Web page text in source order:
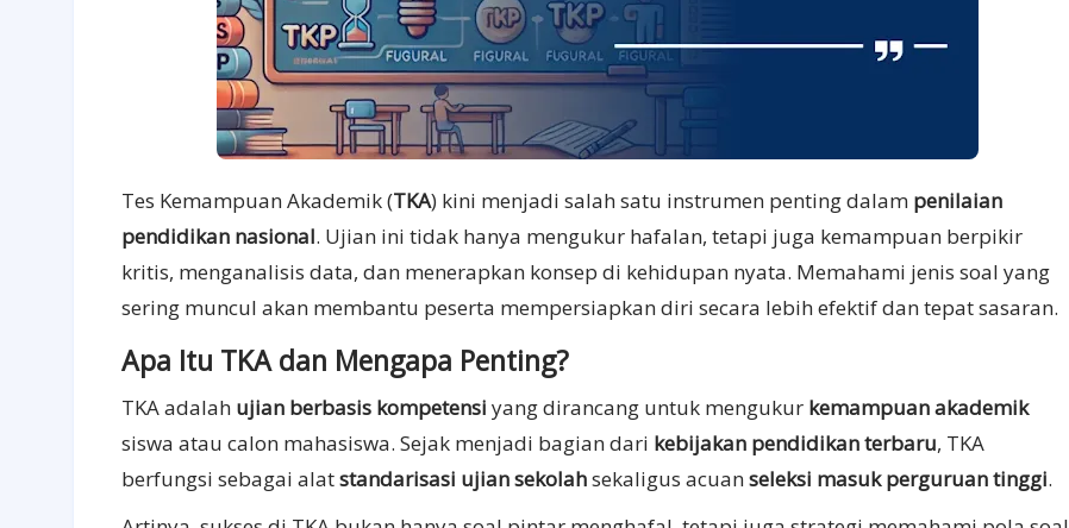
Tes Kemampuan Akademik (TKA) kini menjadi salah satu instrumen penting dalam penilaian
pendidikan nasional. Ujian ini tidak hanya mengukur hafalan, tetapi juga kemampuan berpikir
kritis, menganalisis data, dan menerapkan konsep di kehidupan nyata. Memahami jenis soal yang
sering muncul akan membantu peserta mempersiapkan diri secara lebih efektif dan tepat sasaran.
Apa Itu TKA dan Mengapa Penting?
TKA adalah ujian berbasis kompetensi yang dirancang untuk mengukur kemampuan akademik
siswa atau calon mahasiswa. Sejak menjadi bagian dari kebijakan pendidikan terbaru, TKA
berfungsi sebagai alatstandarisasi ujian sekolahsekaligus acuanseleksi masuk perguruan tinggi.